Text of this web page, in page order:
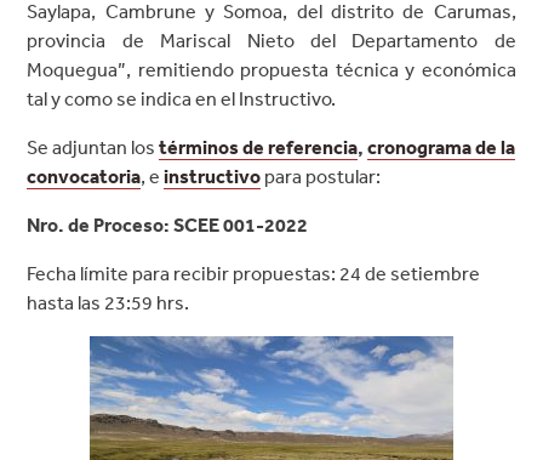
Saylapa, Cambrune y Somoa, del distrito de Carumas,
provincia de Mariscal Nieto del Departamento de
Moquegua”, remitiendo propuesta técnica y económica
tal y como se indica en el Instructivo.
Se adjuntan lostérminos de referencia,cronograma de la
convocatoria, einstructivo para postular:
Nro. de Proceso: SCEE 001-2022
Fecha límite para recibir propuestas: 24 de setiembre
hasta las 23:59 hrs.